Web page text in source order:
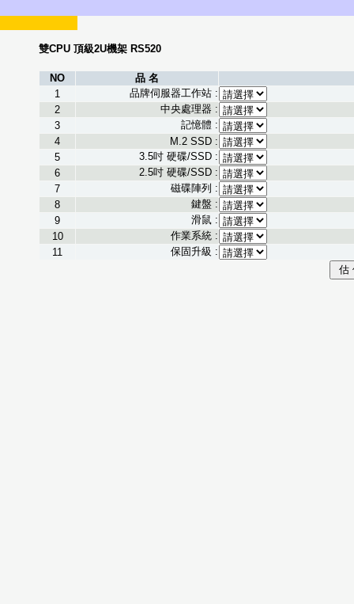
雙CPU 頂級2U機架 RS520
NO
品 名
1
品牌伺服器工作站 :
2
中央處理器 :
3
記憶體 :
4
M.2 SSD :
5
3.5吋 硬碟/SSD :
6
2.5吋 硬碟/SSD :
7
磁碟陣列 :
8
鍵盤 :
9
滑鼠 :
10
作業系統 :
11
保固升級 :